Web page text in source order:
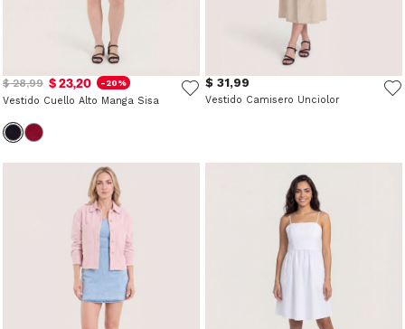
$ 28,99 $ 23,20 -20%
Vestido Cuello Alto Manga Sisa
$ 31,99
Vestido Camisero Unciolor